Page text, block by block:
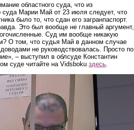
областного суда, что из
суда Марии Май от 23 июля следует, что
было то, что сдан его загранпаспорт.
Это был вообще не главный аргумент,
Суд им вообще никакую
О том, что судья Май в данном случае
не руководствовалась. Просто по
– выступил в облсуде Константин
суде читайте на Vidsboku здесь